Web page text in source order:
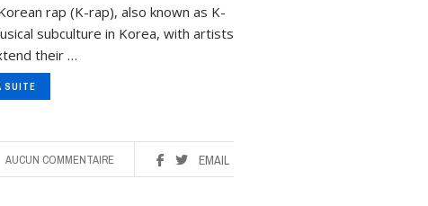
rap (K-rap), also known as K-
subculture in Korea, with artists
their …
SUITE
EMAIL
AUCUN COMMENTAIRE